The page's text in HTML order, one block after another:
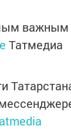
важным
Татмедиа